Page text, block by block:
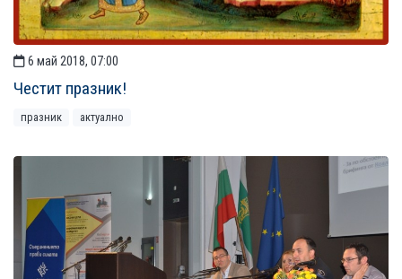
6 май 2018, 07:00
Честит празник!
празник актуално